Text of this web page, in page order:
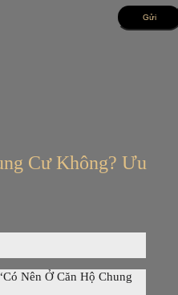
Cư Không? Ưu
Nên Ở Căn Hộ Chung